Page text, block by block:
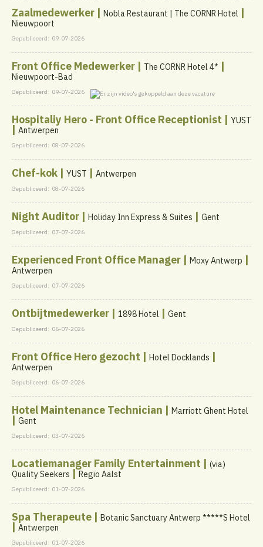
Zaalmedewerker | Nobla Restaurant | The CORNR Hotel |
Nieuwpoort
Gepubliceerd: 09-07-2026
Front Office Medewerker | The CORNR Hotel 4* |
Nieuwpoort-Bad
Gepubliceerd: 09-07-2026
Hospitaliy Hero - Front Office Receptionist | YUST
| Antwerpen
Gepubliceerd: 08-07-2026
Chef-kok | YUST | Antwerpen
Gepubliceerd: 08-07-2026
Night Auditor | Holiday Inn Express & Suites | Gent
Gepubliceerd: 07-07-2026
Experienced Front Office Manager | Moxy Antwerp |
Antwerpen
Gepubliceerd: 07-07-2026
Ontbijtmedewerker | 1898 Hotel | Gent
Gepubliceerd: 06-07-2026
Front Office Hero gezocht | Hotel Docklands |
Antwerpen
Gepubliceerd: 06-07-2026
Hotel Maintenance Technician | Marriott Ghent Hotel
| Gent
Gepubliceerd: 03-07-2026
Locatiemanager Family Entertainment | (via)
Quality Seekers |Regio Aalst
Gepubliceerd: 01-07-2026
Spa Therapeute | Botanic Sanctuary Antwerp *****S Hotel
| Antwerpen
Gepubliceerd: 01-07-2026